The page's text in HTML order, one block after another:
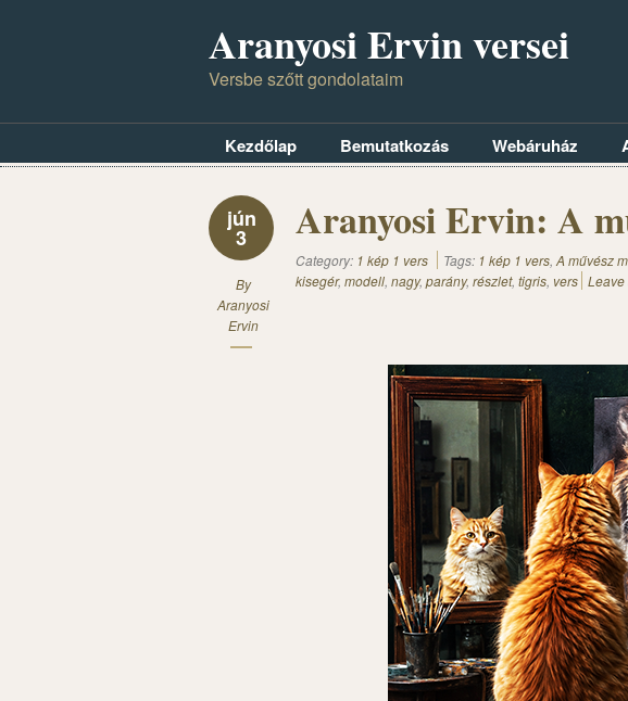
Aranyosi Ervin versei
Versbe szőtt gondolataim
Kezdőlap Bemutatkozás Webáruház
jún
3
By
Aranyosi
Ervin
Aranyosi Ervin: A
Category: 1 kép 1 vers Tags: 1 kép 1 vers, A művész
kisegér, modell, nagy, parány, részlet, tigris, vers Leave